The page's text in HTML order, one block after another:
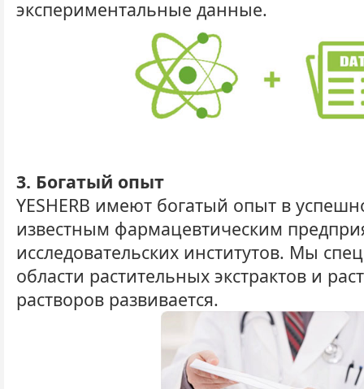
экспериментальные данные.
3. Богатый опыт
YESHERB имеют богатый опыт в
известным фармацевтическим
исследовательских институтов. Мы
области растительных экстрактов и
растворов развивается.